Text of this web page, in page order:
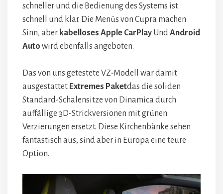
schneller und die Bedienung des Systems ist
schnell und klar. Die Menüs von Cupra machen
Sinn, aber kabelloses Apple CarPlay UndAndroid
Auto wird ebenfalls angeboten.
Das von uns getestete VZ-Modell war damit
ausgestattet Extremes Paketdas die soliden
Standard-Schalensitze von Dinamica durch
auffällige 3D-Strickversionen mit grünen
Verzierungen ersetzt. Diese Kirchenbänke sehen
fantastisch aus, sind aber in Europa eine teure
Option.